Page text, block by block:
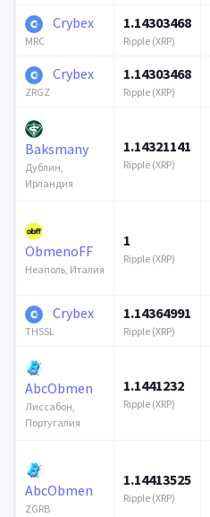
Crybex
MRC
1.14303468
Ripple (XRP)
Crybex
ZRGZ
1.14303468
Ripple (XRP)
Baksmany
Дублин,
Ирландия
1.14321141
Ripple (XRP)
ObmenoFF
Неаполь, Италия
1
Ripple (XRP)
Crybex
THSSL
1.14364991
Ripple (XRP)
AbcObmen
Лиссабон,
Португалия
1.1441232
Ripple (XRP)
AbcObmen
ZGRB
1.14413525
Ripple (XRP)